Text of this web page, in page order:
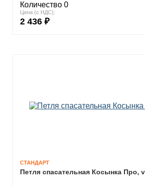
Количество 0
Цена (с НДС):
2 436 ₽
СТАНДАРТ
Петля спасательная Косынка Про,